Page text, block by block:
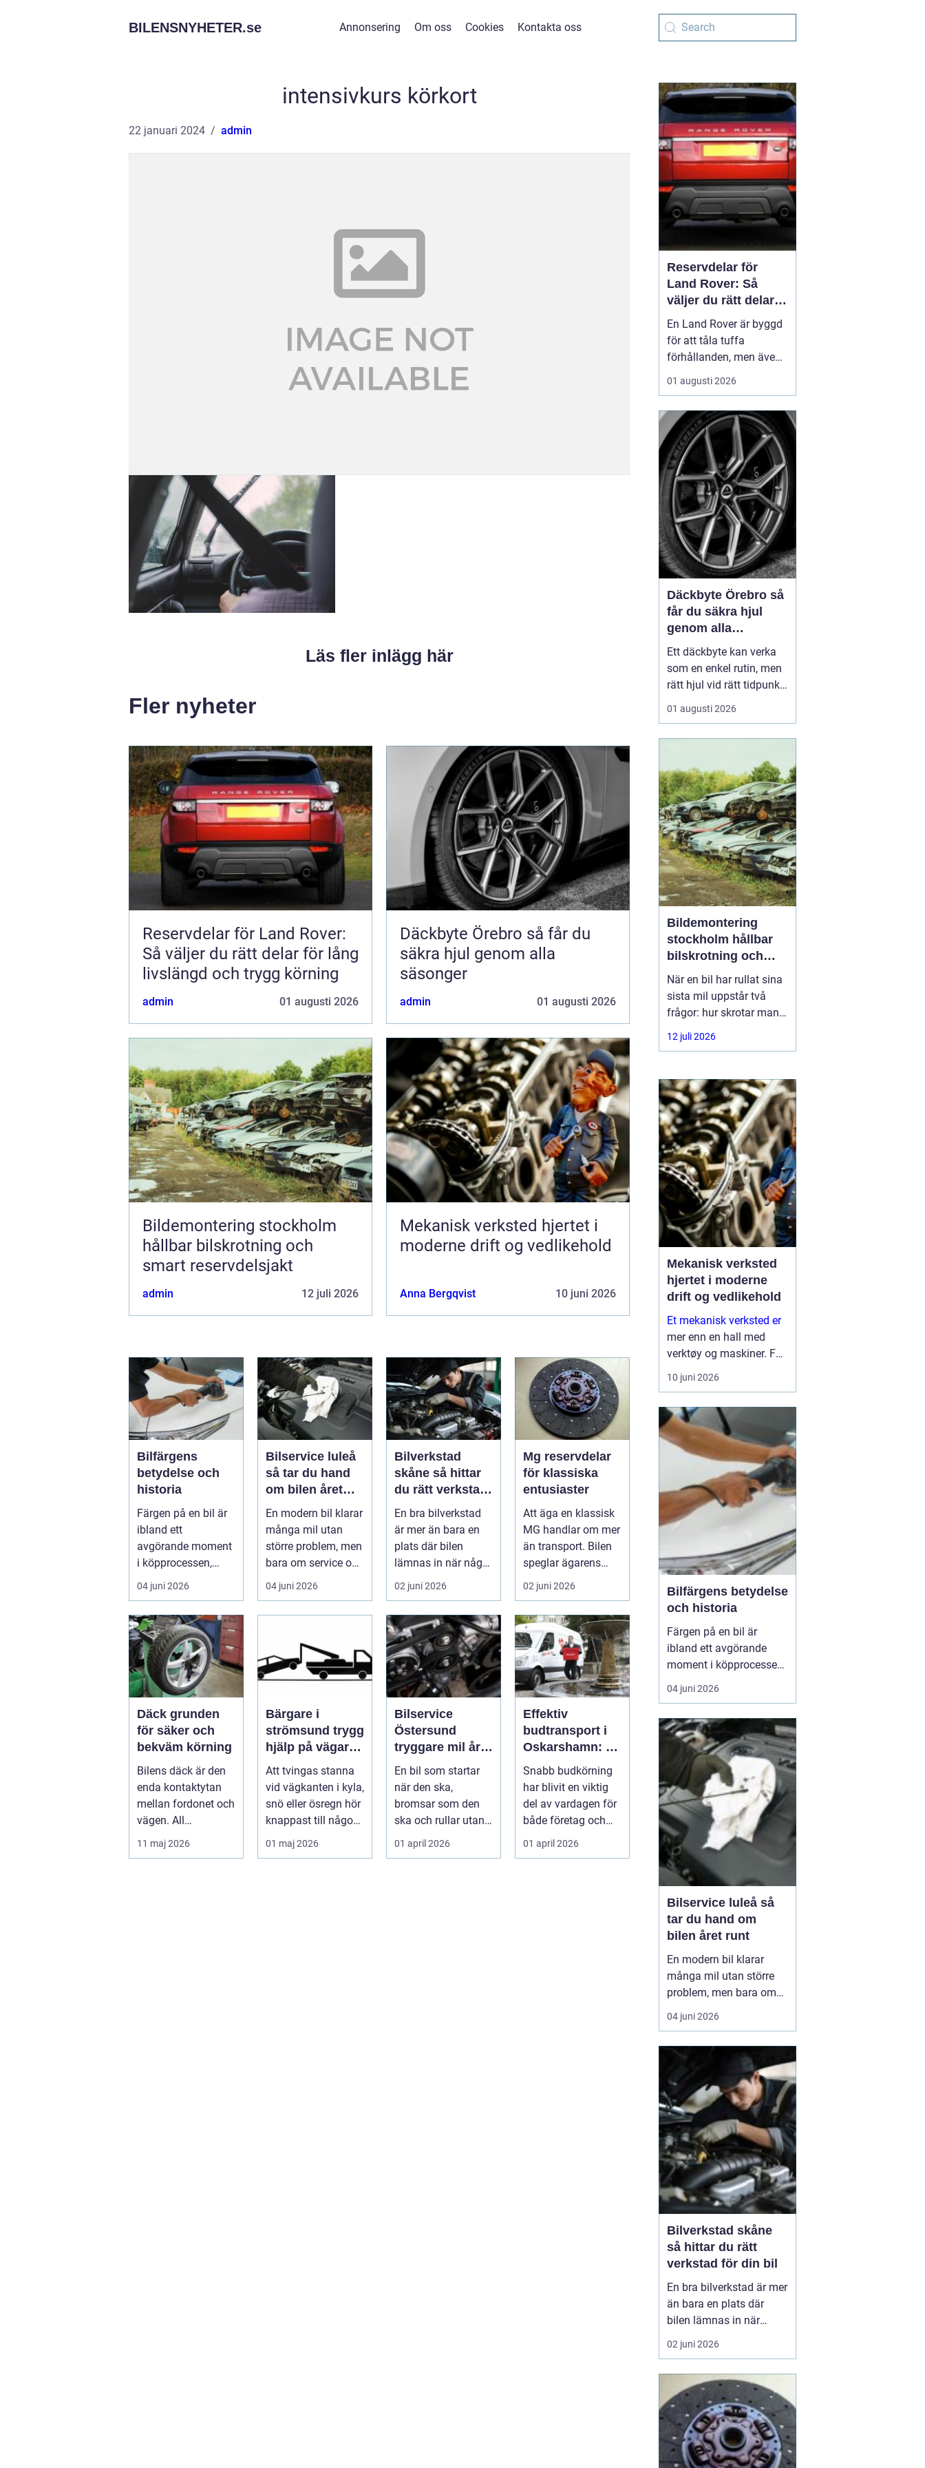
BILENSNYHETER.se Annonsering Om oss Cookies Kontakta oss
intensivkurs körkort
22 januari 2024 admin
Läs fler inlägg här
Fler nyheter
Reservdelar för Land Rover:
Så väljer du rätt delar för lång
livslängd och trygg körning
admin 01 augusti 2026
Däckbyte Örebro så får du
säkra hjul genom alla
säsonger
admin 01 augusti 2026
Bildemontering stockholm
hållbar bilskrotning och
smart reservdelsjakt
admin 12 juli 2026
Mekanisk verksted hjertet i
moderne drift og vedlikehold
Anna Bergqvist 10 juni 2026
Bilfärgens
betydelse och
historia
Färgen på en bil är
ibland ett
avgörande moment
i köpprocessen,
men det ha...
04 juni 2026
Bilservice luleå
så tar du hand
om bilen året
runt
En modern bil klarar
många mil utan
större problem, men
bara om service och
underhåll sköts i tid.
04 juni 2026
Bilverkstad
skåne så hittar
du rätt verkstad
för din bil
En bra bilverkstad
är mer än bara en
plats där bilen
lämnas in när något
går sönder. För
många biläg...
02 juni 2026
Mg reservdelar
för klassiska
entusiaster
Att äga en klassisk
MG handlar om mer
än transport. Bilen
speglar ägarens
intresse för teknik,
histo...
02 juni 2026
Däck grunden
för säker och
bekväm körning
Bilens däck är den
enda kontaktytan
mellan fordonet och
vägen. All
bromskraft, styrning
och accelera...
11 maj 2026
Bärgare i
strömsund trygg
hjälp på vägarna
året runt
Att tvingas stanna
vid vägkanten i kyla,
snö eller ösregn hör
knappast till någon
bilägares
drömscen...
01 maj 2026
Bilservice
Östersund
tryggare mil året
runt
En bil som startar
när den ska,
bromsar som den
ska och rullar utan
konstiga ljud är
ingen självklar...
01 april 2026
Effektiv
budtransport i
Oskarshamn: Så
väljer företag
och
privatpersoner
rätt lösning
Snabb budkörning
har blivit en viktig
del av vardagen för
både företag och
01 april 2026
Reservdelar för
Land Rover: Så
väljer du rätt delar
för lång livslängd
och trygg körning
En Land Rover är byggd
för att tåla tuffa
förhållanden, men även
den mest robusta bil
slits med tiden. När
drivlina börjar ge sig
avgör valet av delar hur
bilen kommer att fu...
01 augusti 2026
Däckbyte Örebro så
får du säkra hjul
genom alla
säsonger
Ett däckbyte kan verka
som en enkel rutin, men
rätt hjul vid rätt tidpunkt
är avgörande för både
säkerhet, komfort och
snabbt och somrarna
bjuda på både regn och
hetta, behöver bilägare
ha koll på lagar, vä...
01 augusti 2026
Bildemontering
stockholm hållbar
bilskrotning och
smart reservdelsjakt
När en bil har rullat sina
sista mil uppstår två
frågor: hur skrotar man
den på ett korrekt sätt,
och hur tar man tillvara
fortfarande fungerar? I
storstadsområdet kring
Stockholm har behovet
av
12 juli 2026
Mekanisk verksted
hjertet i moderne
drift og vedlikehold
Et mekanisk verksted er
mer enn en hall med
verktøy og maskiner. For
mange bedrifter er
verkstedet selve
gjør at produksjon,
anleggsdrift og transport
ikke stopper opp. Her k...
10 juni 2026
Bilfärgens betydelse
och historia
Färgen på en bil är
ibland ett avgörande
moment i köpprocessen,
men det handlar om mer
än bara estetik. Bilfärg
vetenskap och konst,
med en lång historia där
varje kulör b&...
04 juni 2026
Bilservice luleå så
tar du hand om
bilen året runt
En modern bil klarar
många mil utan större
problem, men bara om
service och underhåll
sköts i tid. I ett klimat
kalla vintrar, saltade
vägar och snabba
skiftningar i temperatur,
ställs bilen inför extra
hårda påfrestningar.
Därfö...
04 juni 2026
Bilverkstad skåne
så hittar du rätt
verkstad för din bil
En bra bilverkstad är mer
än bara en plats där
bilen lämnas in när
något går sönder. För
många bilägare i Skåne
verkstad om trygghet,
vardagslogistik och i
längden också om
ekonomi. En bil som
servas regelbundet håller
02 juni 2026